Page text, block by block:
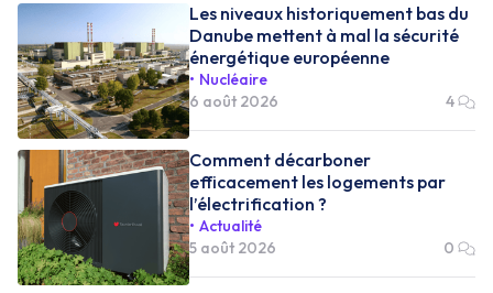
Les niveaux historiquement bas du
Danube mettent à mal la sécurité
énergétique européenne
Nucléaire
6 août 2026
4
Comment décarboner
efficacement les logements par
l’électrification ?
Actualité
5 août 2026
0